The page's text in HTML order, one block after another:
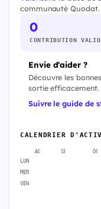
communauté Quodat.
0
CONTRIBUTION
Envie d'aider ?
Découvre les
sortie efficacement.
Suivre le guide de
CALENDRIER
AOÛT SEPT.
LUN
MER
VEN